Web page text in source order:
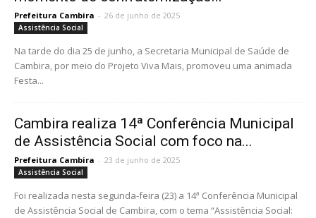
Prefeitura Cambira - 26 de junho de 2025
Assistência Social
Na tarde do dia 25 de junho, a Secretaria Municipal de Saúde de
Cambira, por meio do Projeto Viva Mais, promoveu uma animada
Festa...
Cambira realiza 14ª Conferência Municipal
de Assistência Social com foco na...
Prefeitura Cambira - 23 de junho de 2025
Assistência Social
Foi realizada nesta segunda-feira (23) a 14ª Conferência Municipal
de Assistência Social de Cambira, com o tema “Assistência Social: